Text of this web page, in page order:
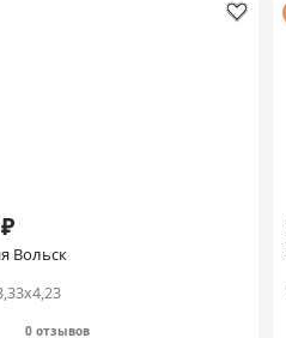
Вольск
0 отзывов